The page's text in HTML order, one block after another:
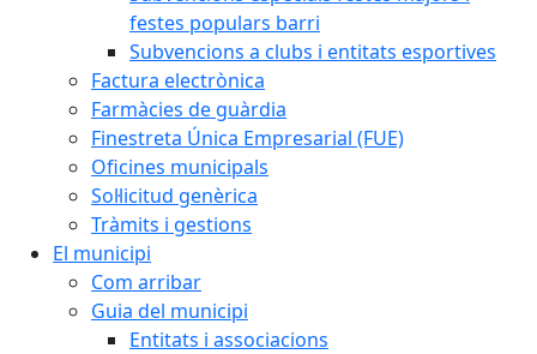
festes populars barri
Subvencions a clubs i entitats esportives
Factura electrònica
Farmàcies de guàrdia
Finestreta Única Empresarial (FUE)
Oficines municipals
Sol·licitud genèrica
Tràmits i gestions
El municipi
Com arribar
Guia del municipi
Entitats i associacions